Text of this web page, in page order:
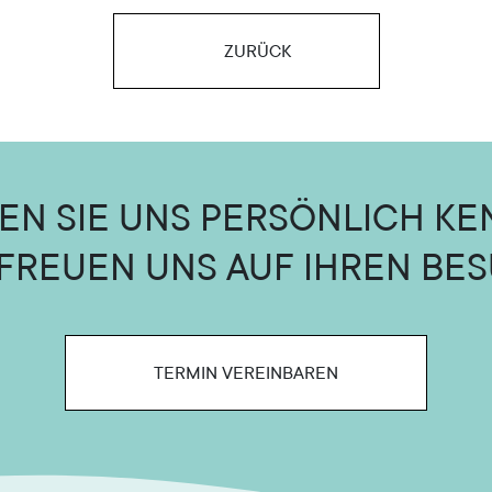
ZURÜCK
SIE UNS PERSÖNLICH
UNS AUF IHREN
TERMIN VEREINBAREN